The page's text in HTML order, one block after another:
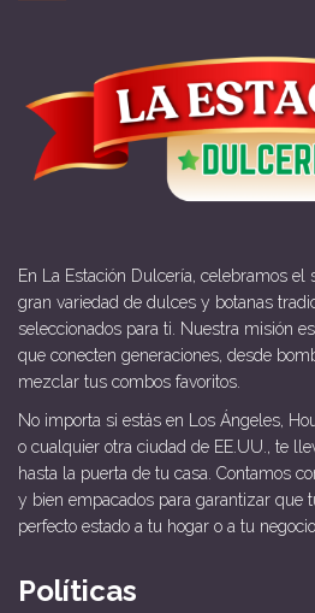
En La Estación Dulcería, celebramos el
gran variedad de dulces y botanas
seleccionados para ti. Nuestra misión
que conecten generaciones, desde
mezclar tus combos favoritos.
No importa si estás en Los Ángeles,
o cualquier otra ciudad de EE.UU., te
hasta la puerta de tu casa. Contamos
y bien empacados para garantizar que
perfecto estado a tu hogar o a tu negocio.
Políticas